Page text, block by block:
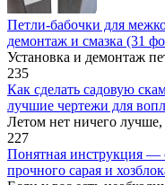
Петли-бабочки для
демонтаж и смазка (31
Установка и демонтаж
235
Как сделать садовую
лучшие чертежи для
Летом нет ничего
227
Понятная инструкция —
прочного сарая и